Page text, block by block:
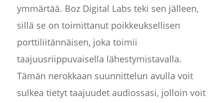
ymmärtää. Boz Digital Labs teki sen jälleen,
sillä se on toimittanut poikkeuksellisen
porttiliitännäisen, joka toimii
taajuusriippuvaisella lähestymistavalla.
Tämän nerokkaan suunnittelun avulla voit
sulkea tietyt taajuudet audiossasi, jolloin voit